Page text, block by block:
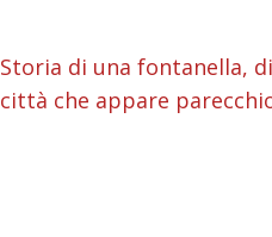
k p er
Storia di una fontanella,
città che appare